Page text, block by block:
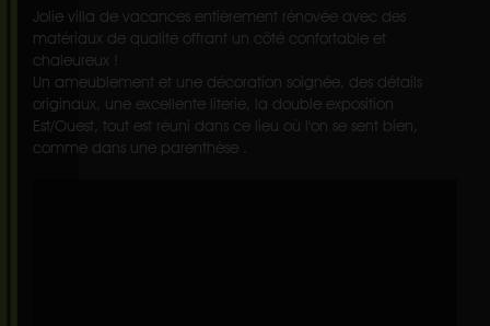
Jolie villa de vacances entièrement rénovée avec des
matériaux de qualité offrant un côté confortable et
chaleureux !
Un ameublement et une décoration soignée, des détails
originaux, une excellente literie, la double exposition
Est/Ouest, tout est réuni dans ce lieu où l'on se sent bien,
comme dans une parenthèse .